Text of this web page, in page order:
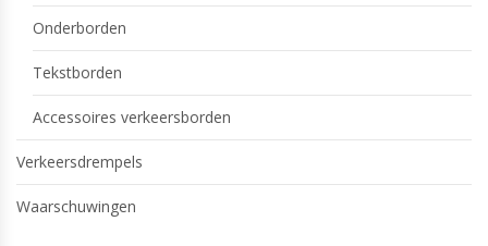
Onderborden
Tekstborden
Accessoires verkeersborden
Verkeersdrempels
Waarschuwingen